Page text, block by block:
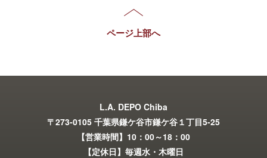
ページ上部へ
L.A. DEPO Chiba
〒273-0105 千葉県鎌ケ谷市鎌ケ谷１丁目5-25
【営業時間】10：00～18：00
【定休日】毎週水・木曜日